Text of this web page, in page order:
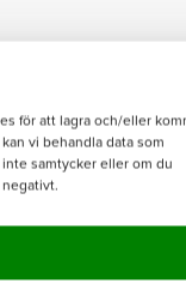
för att lagra och/eller
vi behandla data som
samtycker eller om du